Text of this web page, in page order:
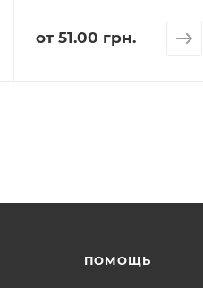
от 51.00 грн.
ПОМОЩЬ